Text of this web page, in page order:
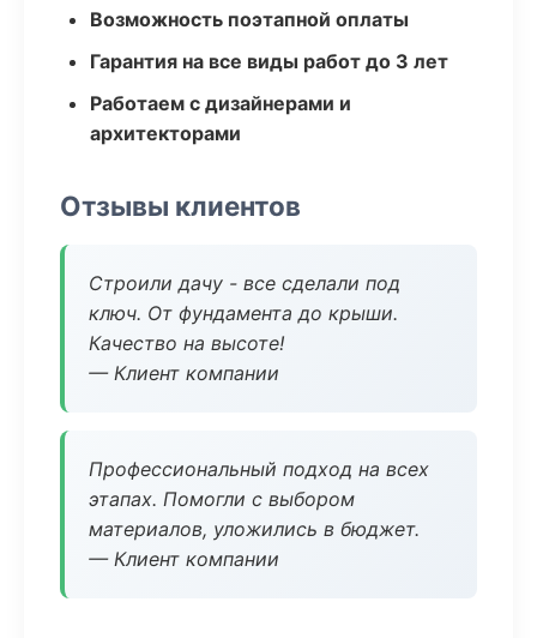
Возможность поэтапной оплаты
Гарантия на все виды работ до 3 лет
Работаем с дизайнерами и
архитекторами
Отзывы клиентов
Строили дачу - все сделали под
ключ. От фундамента до крыши.
Качество на высоте!
— Клиент компании
Профессиональный подход на всех
этапах. Помогли с выбором
материалов, уложились в бюджет.
— Клиент компании